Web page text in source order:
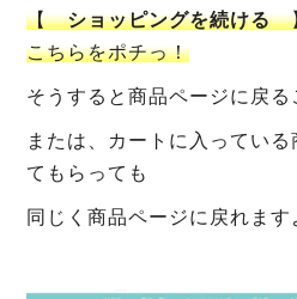
【ショッピングを続ける】
こちらをポチっ！
そうすると商品ページに戻る
または、カートに入ってい
てもらっても
同じく商品ページに戻れます